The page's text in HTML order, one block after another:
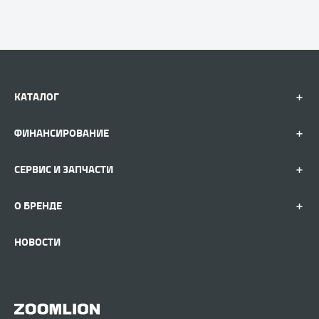
КАТАЛОГ
ФИНАНСИРОВАНИЕ
СЕРВИС И ЗАПЧАСТИ
О БРЕНДЕ
НОВОСТИ